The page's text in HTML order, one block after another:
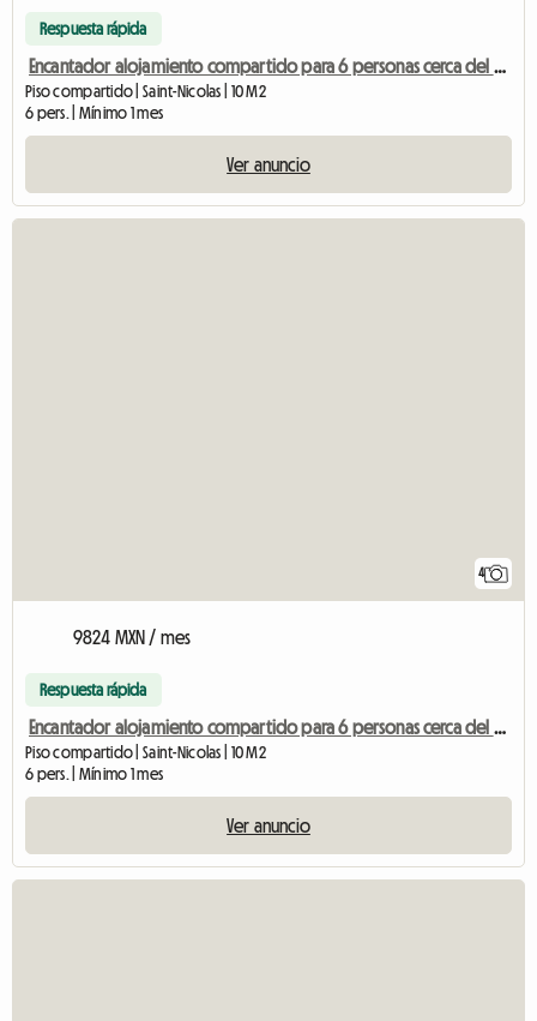
Respuesta rápida
Encantador alojamiento compartido para 6 personas cerca del centro de Lieja
Piso compartido | Saint-Nicolas | 10 M2
6 pers. | Mínimo 1 mes
Ver anuncio
4
9824 MXN / mes
Respuesta rápida
Encantador alojamiento compartido para 6 personas cerca del centro de Lieja
Piso compartido | Saint-Nicolas | 10 M2
6 pers. | Mínimo 1 mes
Ver anuncio